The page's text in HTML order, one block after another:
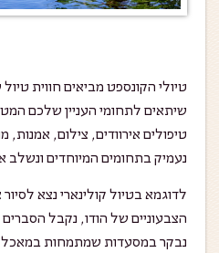
טיולי הקונספט מביאים חווית
שיתאים לתחומי העניין שלכם
טיפולים אירוודים, צילום, אמנות,
נעמיק בתחומים המיוחדים ונשלב
לדוגמא בטיול קולינארי נצא
הצבעוניים של הודו, נקבל
נבקר במסעדות שמתמחות במאכל